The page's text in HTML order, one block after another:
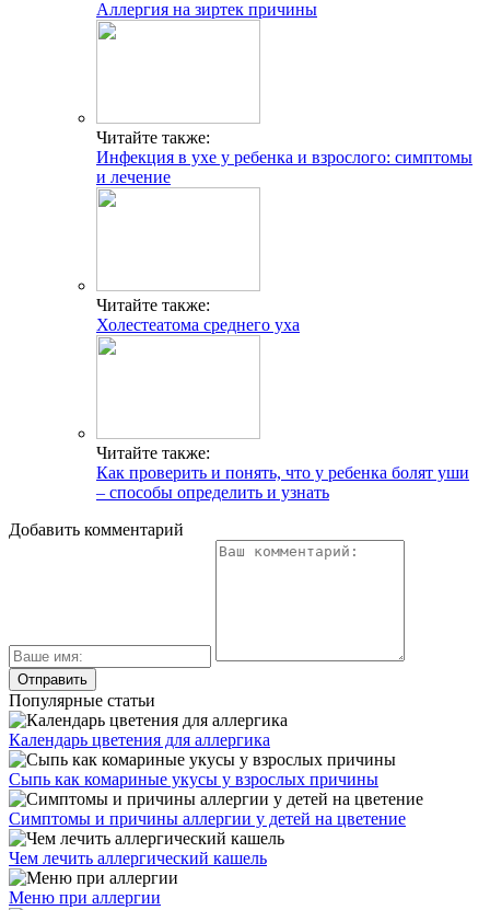
Аллергия на зиртек причины
Читайте также:
Инфекция в ухе у ребенка и взрослого: симптомы
и лечение
Читайте также:
Холестеатома среднего уха
Читайте также:
Как проверить и понять, что у ребенка болят уши
– способы определить и узнать
Добавить комментарий
Популярные статьи
Календарь цветения для аллергика
Сыпь как комариные укусы у взрослых причины
Симптомы и причины аллергии у детей на цветение
Чем лечить аллергический кашель
Меню при аллергии